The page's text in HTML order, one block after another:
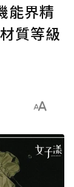
能界精
質等級